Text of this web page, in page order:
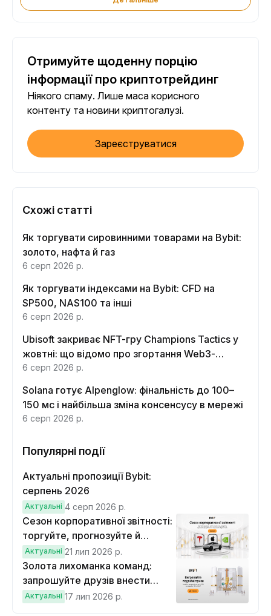
Отримуйте щоденну порцію
інформації про криптотрейдинг
Ніякого спаму. Лише маса корисного
контенту та новини криптогалузі.
Зареєструватися
Схожі статті
Як торгувати сировинними товарами на Bybit:
золото, нафта й газ
6 серп 2026 р.
Як торгувати індексами на Bybit: CFD на
SP500, NAS100 та інші
6 серп 2026 р.
Ubisoft закриває NFT-гру Champions Tactics у
жовтні: що відомо про згортання Web3-
функцій
6 серп 2026 р.
Solana готує Alpenglow: фінальність до 100–
150 мс і найбільша зміна консенсусу в мережі
6 серп 2026 р.
Популярні події
Актуальні пропозиції Bybit:
серпень 2026
Актуальні 4 серп 2026 р.
Сезон корпоративної звітності:
торгуйте, прогнозуйте й
вигравайте Cybertruck
Актуальні 21 лип 2026 р.
Золота лихоманка команд:
запрошуйте друзів внести
депозит на $100 і торгувати на
Актуальні 17 лип 2026 р.